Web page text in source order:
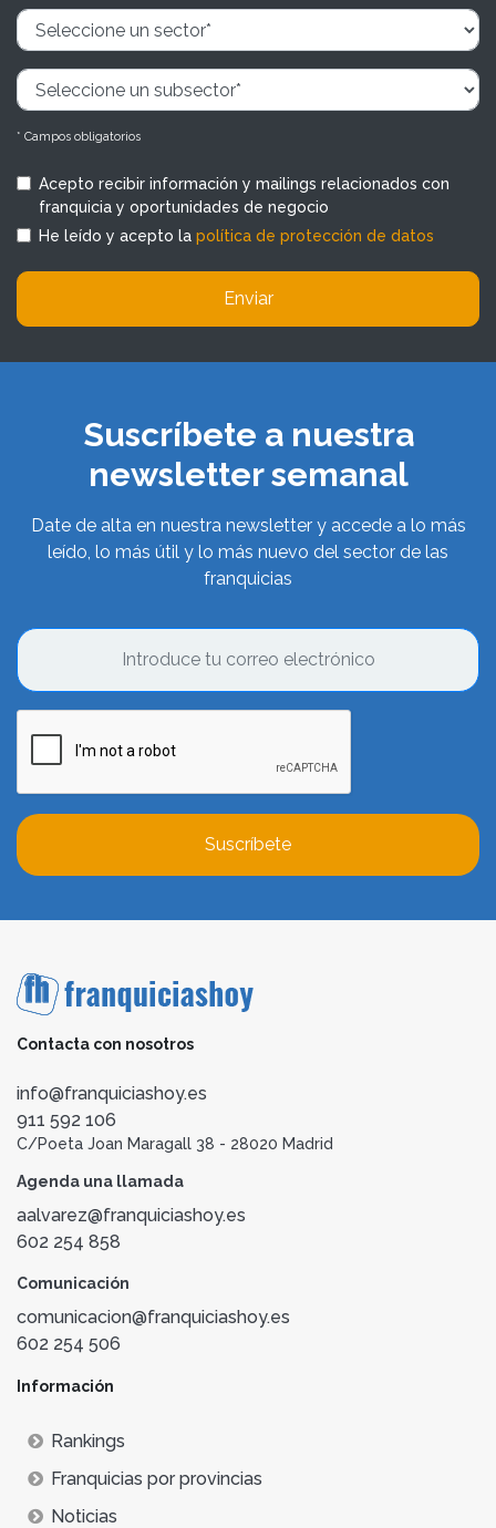
* Campos obligatorios
Acepto recibir información y mailings relacionados con
franquicia y oportunidades de negocio
He leído y acepto la política de protección de datos
Enviar
Suscríbete a nuestra
newsletter semanal
Date de alta en nuestra newsletter y accede a lo más
leído, lo más útil y lo más nuevo del sector de las
franquicias
Suscríbete
Contacta con nosotros
info@franquiciashoy.es
911 592 106
C/Poeta Joan Maragall 38 - 28020 Madrid
Agenda una llamada
aalvarez@franquiciashoy.es
602 254 858
Comunicación
comunicacion@franquiciashoy.es
602 254 506
Información
Rankings
Franquicias por provincias
Noticias